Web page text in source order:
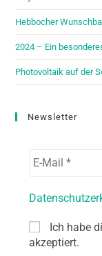
Hebbocher
2024 – Ein
Photovoltaik auf der
Newsletter
Ich habe
akzeptiert.